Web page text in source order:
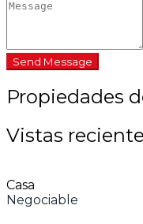
Send Message
Propiedades
Vistas
Casa
Negociable